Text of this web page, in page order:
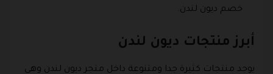
خصم ديون لندن.
أبرز منتجات ديون لندن
يوجد منتجات كثيرة جدا ومتنوعة داخل متجر ديون لندن وهي